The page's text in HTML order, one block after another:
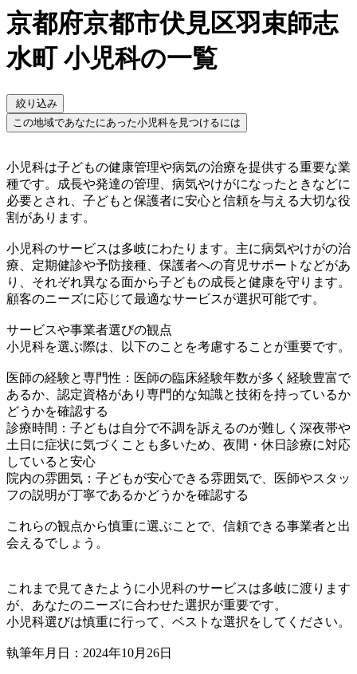
京都府京都市伏見区羽束師志
水町 小児科の一覧
絞り込み
この地域であなたにあった小児科を見つけるには
小児科は子どもの健康管理や病気の治療を提供する重要な業
種です。成長や発達の管理、病気やけがになったときなどに
必要とされ、子どもと保護者に安心と信頼を与える大切な役
割があります。
小児科のサービスは多岐にわたります。主に病気やけがの治
療、定期健診や予防接種、保護者への育児サポートなどがあ
り、それぞれ異なる面から子どもの成長と健康を守ります。
顧客のニーズに応じて最適なサービスが選択可能です。
サービスや事業者選びの観点
小児科を選ぶ際は、以下のことを考慮することが重要です。
医師の経験と専門性：医師の臨床経験年数が多く経験豊富で
あるか、認定資格があり専門的な知識と技術を持っているか
どうかを確認する
診療時間：子どもは自分で不調を訴えるのが難しく深夜帯や
土日に症状に気づくことも多いため、夜間・休日診療に対応
していると安心
院内の雰囲気：子どもが安心できる雰囲気で、医師やスタッ
フの説明が丁寧であるかどうかを確認する
これらの観点から慎重に選ぶことで、信頼できる事業者と出
会えるでしょう。
これまで見てきたように小児科のサービスは多岐に渡ります
が、あなたのニーズに合わせた選択が重要です。
小児科選びは慎重に行って、ベストな選択をしてください。
執筆年月日：2024年10月26日